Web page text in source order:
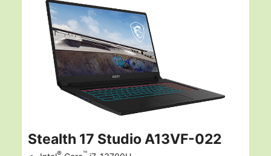
Stealth 17 Studio A13VF-022
® ™